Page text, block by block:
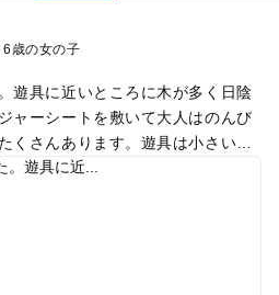
6歳の女の子
遊具に近いところに木が多く日陰
ャーシートを敷いて大人はのんび
くさんあります。遊具は小さい子
ます。綺麗な芝生広場もあるの